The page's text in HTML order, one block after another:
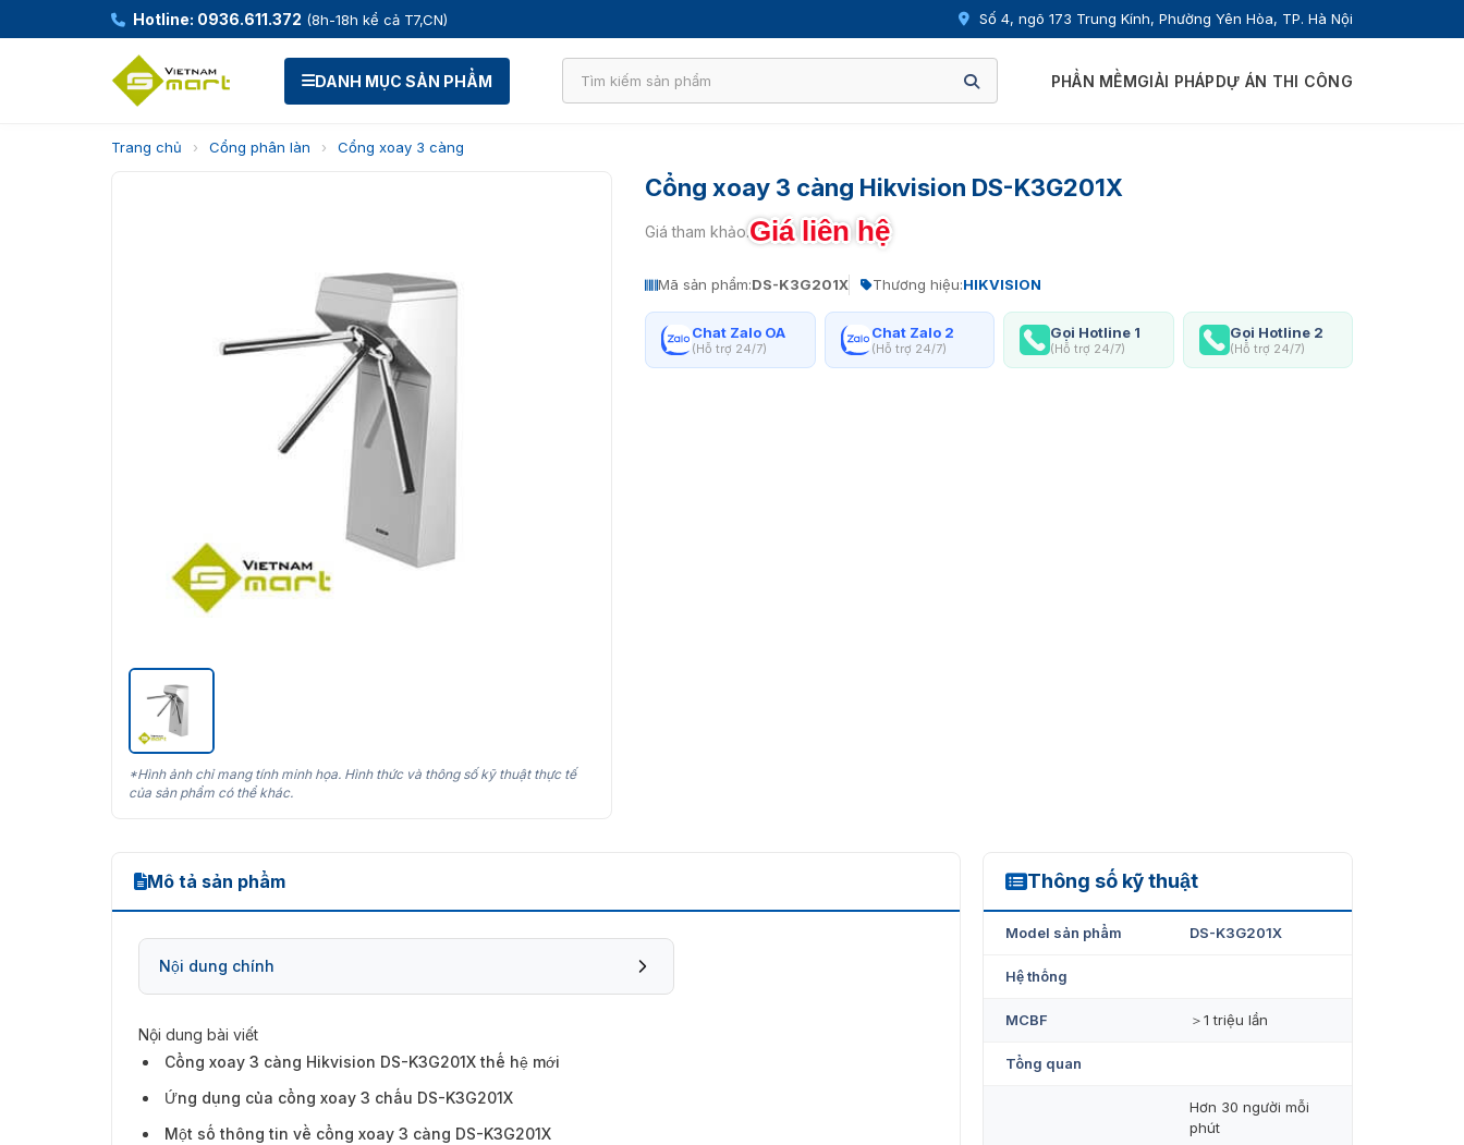
Hotline: 0936.611.372 (8h-18h kể cả T7,CN) Số 4, ngõ 173 Trung Kính, Phường Yên Hòa, TP. Hà Nội
DANH MỤC SẢN PHẨM PHẦN MỀMGIẢI PHÁPDỰ ÁN THI CÔNG
Trang chủ › Cổng phân làn › Cổng xoay 3 càng
*Hình ảnh chỉ mang tính minh họa. Hình thức và thông số kỹ thuật thực tế
của sản phẩm có thể khác.
Cổng xoay 3 càng Hikvision DS-K3G201X
Giá tham khảo:Giá liên hệ
Mã sản phẩm:DS-K3G201X Thương hiệu:HIKVISION
Chat Zalo OA
(Hỗ trợ 24/7)
Chat Zalo 2
(Hỗ trợ 24/7)
Gọi Hotline 1
(Hỗ trợ 24/7)
Gọi Hotline 2
(Hỗ trợ 24/7)
Mô tả sản phẩm
Nội dung chính
Nội dung bài viết
Cổng xoay 3 càng Hikvision DS-K3G201X thế hệ mới
Ứng dụng của cổng xoay 3 chấu DS-K3G201X
Một số thông tin về cổng xoay 3 càng DS-K3G201X
Thông số kỹ thuật
DS-K3G201X
Model sản phẩm DS-K3G201X
Hệ thống
MCBF ＞1 triệu lần
Tổng quan
Hơn 30 người mỗi
phút